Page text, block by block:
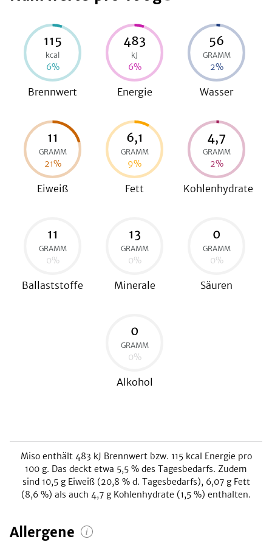
115
kcal
6%
Brennwert
483
kJ
6%
Energie
56
GRAMM
2%
Wasser
11
GRAMM
21%
Eiweiß
6,1
GRAMM
9%
Fett
4,7
GRAMM
2%
Kohlenhydrate
11
GRAMM
0%
Ballaststoffe
13
GRAMM
0%
Minerale
0
GRAMM
0%
Säuren
0
GRAMM
0%
Alkohol
Misoenthält 483 kJ Brennwert bzw. 115 kcal Energie pro
100 g. Das deckt etwa 5,5 % des Tagesbedarfs. Zudem
sind 10,5g Eiweiß (20,8 % d. Tagesbedarfs), 6,07g Fett
(8,6 %) als auch 4,7 g Kohlenhydrate (1,5 %) enthalten.
Allergene